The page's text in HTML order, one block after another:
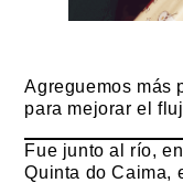
Agreguemos más
para mejorar el
Fue junto al río,
Quinta do Caima,